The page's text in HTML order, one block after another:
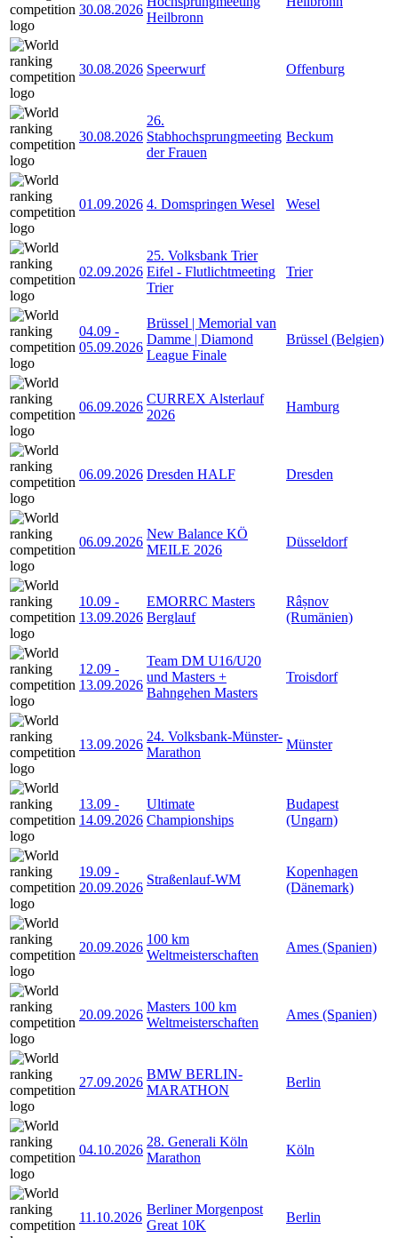
30.08.2026
Heilbronn
30.08.2026 Speerwurf Offenburg
30.08.2026
26.
Stabhochsprungmeeting
der Frauen
Beckum
01.09.2026 4. Domspringen Wesel Wesel
02.09.2026
25. Volksbank Trier
Eifel - Flutlichtmeeting
Trier
Trier
04.09 -
05.09.2026
Brüssel | Memorial van
Damme | Diamond
League Finale
Brüssel (Belgien)
06.09.2026
CURREX Alsterlauf
2026
Hamburg
06.09.2026 Dresden HALF Dresden
06.09.2026
New Balance KÖ
MEILE 2026
Düsseldorf
10.09 -
13.09.2026
EMORRC Masters
Berglauf
Râșnov
(Rumänien)
12.09 -
13.09.2026
Team DM U16/U20
und Masters +
Bahngehen Masters
Troisdorf
13.09.2026
24. Volksbank-Münster-
Marathon
Münster
13.09 -
14.09.2026
Ultimate
Championships
Budapest
(Ungarn)
19.09 -
20.09.2026
Straßenlauf-WM
Kopenhagen
(Dänemark)
20.09.2026
100 km
Weltmeisterschaften
Ames (Spanien)
20.09.2026
Masters 100 km
Weltmeisterschaften
Ames (Spanien)
27.09.2026
BMW BERLIN-
MARATHON
Berlin
04.10.2026
28. Generali Köln
Marathon
Köln
11.10.2026
Berliner Morgenpost
Great 10K
Berlin